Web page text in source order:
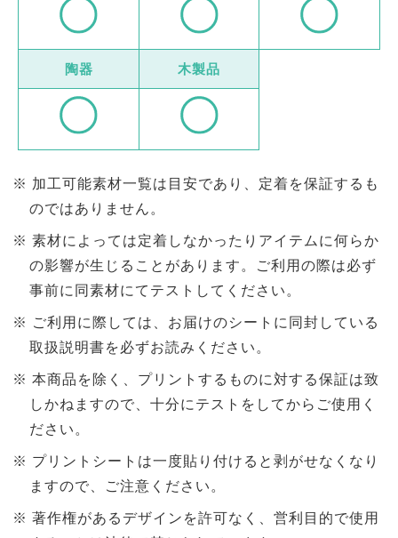
陶器 木製品
加工可能素材一覧は目安であり、定着を保証するも
のではありません。
素材によっては定着しなかったりアイテムに何らか
の影響が生じることがあります。ご利用の際は必ず
事前に同素材にてテストしてください。
ご利用に際しては、お届けのシートに同封している
取扱説明書を必ずお読みください。
本商品を除く、プリントするものに対する保証は致
しかねますので、十分にテストをしてからご使用く
ださい。
プリントシートは一度貼り付けると剥がせなくなり
ますので、ご注意ください。
著作権があるデザインを許可なく、営利目的で使用